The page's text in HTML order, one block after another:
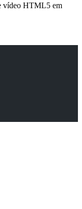
vídeo HTML5 em